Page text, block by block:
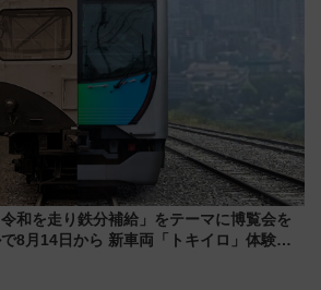
和を走り鉄分補給」をテーマに博覧会を
8月14日から 新車両「トキイロ」体験ブ